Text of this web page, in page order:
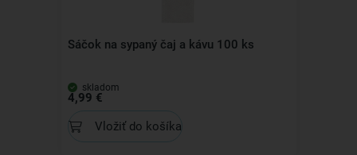
Sáčok na sypaný čaj a kávu 100 ks
skladom
4,99 €
Vložiť do košíka